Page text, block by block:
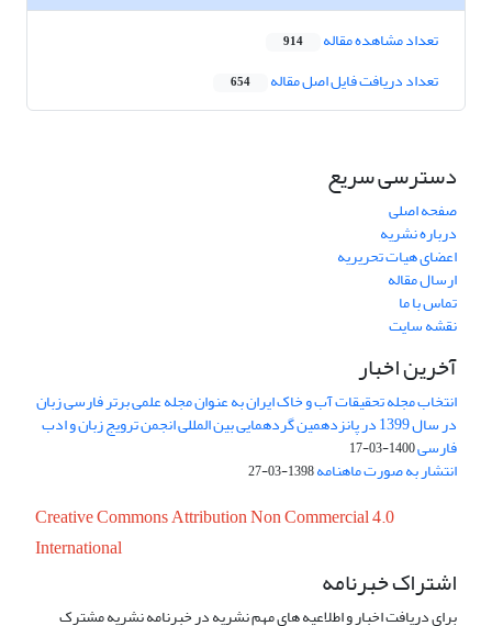
تعداد مشاهده مقاله 914
تعداد دریافت فایل اصل مقاله 654
دسترسی سریع
صفحه اصلی
درباره نشریه
اعضای هیات تحریریه
ارسال مقاله
تماس با ما
نقشه سایت
آخرین اخبار
انتخاب مجله تحقیقات آب و خاک ایران به عنوان مجله علمی برتر فارسی زبان
در سال 1399 در پانزدهمین گردهمایی بین المللی انجمن ترویج زبان و ادب
فارسی1400-03-17
انتشار به صورت ماهنامه1398-03-27
Creative Commons Attribution Non Commercial 4.0
International
اشتراک خبرنامه
برای دریافت اخبار و اطلاعیه های مهم نشریه در خبرنامه نشریه مشترک